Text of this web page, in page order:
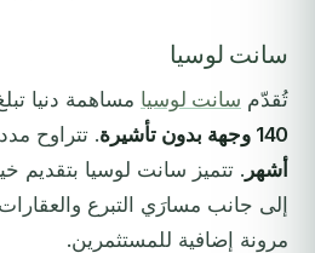
سانت لوسيا
تُقدّم سانت لوسيا مساهمة دنيا
140 وجهة بدون تأشيرة
. تتراوح
أشهر . تتميز سانت لوسيا بتقديم
إلى جانب مسارَي التبرع والعقارات
مرونة إضافية للمستثمرين.